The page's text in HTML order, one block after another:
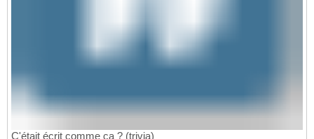
C'était écrit comme ça ? (trivia)